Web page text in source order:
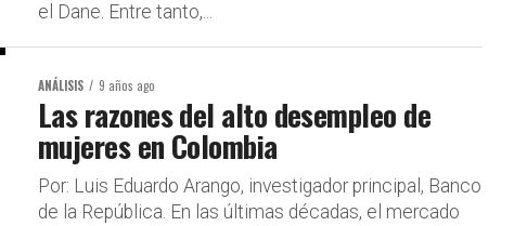
el Dane. Entre tanto,...
ANÁLISIS 9 años ago
Las razones del alto desempleo de
mujeres en Colombia
Por: Luis Eduardo Arango, investigador principal, Banco
de la República. En las últimas décadas, el mercado